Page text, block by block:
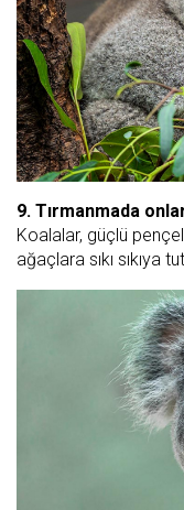
9. Tırmanmada
Koalalar, güçlü
ağaçlara sıkı sıkıya